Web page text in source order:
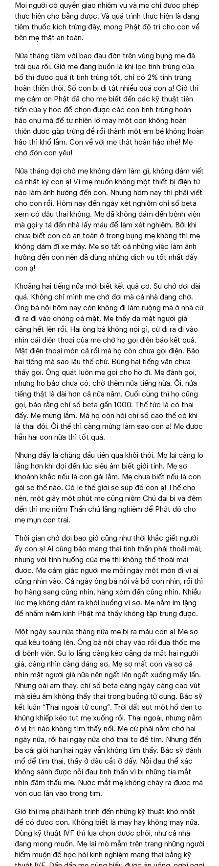
Mọi người có quyền giao nhiệm vụ và mẹ chỉ được phép
thực hiện cho bằng được. Và quá trình thực hiện là đang
tiêm thuốc kích trứng đây, mong Phật độ trì cho con về
bên mẹ thật an toàn.
Nửa tháng tiêm với bao đau đớn trên vùng bụng mẹ đã
trải qua rồi. Giờ mẹ đang buồn là khi lọc tinh trùng của
bố thì được quá ít tinh trùng tốt, chỉ có 2% tinh trùng
hoàn thiện thôi. Số con bị dị tật nhiều quá con ạ! Giờ thì
mẹ cảm ơn Phật đã cho mẹ biết đến các kỹ thuật tiên
tiến của y học để chọn được các con tinh trùng hoàn
hảo chứ mà để tự nhiên lỡ may một con không hoàn
thiện được gặp trứng để rồi thành một em bé không hoàn
hảo thì khổ lắm. Con về với mẹ thật hoàn hảo nhé! Mẹ
chờ đón con yêu!
Nửa tháng đợi chờ mẹ không dám làm gì, không dám viết
cả nhật ký con ạ! Vì mẹ muốn không một thiết bị điện tử
nào làm ảnh hưởng đến con. Nhưng hôm nay thì phải viết
cho con rồi. Hôm nay đến ngày xét nghiệm chỉ số beta
xem có đậu thai không. Mẹ đã không dám đến bệnh viện
mà gọi y tá đến nhà lấy máu để làm xét nghiệm. Bởi khi
chưa biết con có an toàn ở trong bụng mẹ không thì mẹ
không dám đi xe máy. Mẹ sợ tất cả những việc làm ảnh
hưởng đến con nên đã dùng những dịch vụ tốt nhất đấy
con ạ!
Khoảng hai tiếng nữa mới biết kết quả cơ. Sự chờ đợi dài
quá. Không chỉ mình mẹ chờ đợi mà cả nhà đang chờ.
Ông bà nội hôm nay còn không đi làm ruộng mà ở nhà cứ
đi ra đi vào chóng cả mặt. Mẹ thấy da mặt người già
căng hết lên rồi. Hai ông bà không nói gì, cứ đi ra đi vào
nhìn cái điện thoại của mẹ chờ họ gọi điện báo kết quả.
Mặt điện thoại mòn cả rồi mà họ còn chưa gọi điện. Bảo
hai tiếng mà sao lâu thế chứ. Đúng hai tiếng vẫn chưa
thấy gọi. Ông quát luôn mẹ gọi cho họ đi. Mẹ đành gọi,
nhưng họ bảo chưa có, chờ thêm nửa tiếng nữa. Ôi, nửa
tiếng thật là dài hơn cả nửa năm. Cuối cùng thì họ cũng
gọi, báo rằng chỉ số beta gần 1000. Thế tức là có thai
đấy. Mẹ mừng lắm. Mà họ còn nói chỉ số cao thế có khi
là thai đôi. Ôi thế thì càng mừng làm sao con ạ! Mẹ được
hẳn hai con nữa thì tốt quá.
Nhưng đấy là chặng đầu tiên qua khỏi thôi. Mẹ lại càng lo
lắng hơn khi đợi đến lúc siêu âm biết giới tính. Mẹ sợ
khoảnh khắc nếu là con gái lắm. Mẹ chưa biết nếu là con
gái sẽ thế nào. Có lẽ thế giới sẽ sụp đổ con ạ! Thế cho
nên, một giây một phút mẹ cũng niệm Chú đại bi và đêm
đến thì mẹ niệm Thần chú lăng nghiêm để Phật độ cho
mẹ mụn con trai.
Thời gian chờ đợi bao giờ cũng như thời khắc giết người
ấy con ạ! Ai cũng bảo mang thai tinh thần phải thoải mái,
nhưng với tình huống của mẹ thì không thể thoải mái
được. Mẹ cảm giác người mẹ mỗi ngày một mòn đi vì ai
cũng nhìn vào. Cả ngày ông bà nội và bố con nhìn, rồi thì
họ hàng sang cũng nhìn, hàng xóm đến cũng nhìn. Nhiều
lúc mẹ không dám ra khỏi buồng vì sợ. Mẹ nằm im lặng
để nhẩm niệm kinh Phật mà thấy không tập trung được.
Một ngày sau nửa tháng nữa mẹ bị ra máu con ạ! Mẹ sợ
quá kêu toáng lên. Ông bà nội chạy vào rồi đưa thốc mẹ
đi bệnh viện. Sự lo lắng càng kéo căng da mặt hai người
già, càng nhìn càng đáng sợ. Mẹ sợ mất con và sợ cả
nhìn mặt người già nữa nên ngất lên ngất xuống mấy lần.
Nhưng oái ăm thay, chỉ số beta càng ngày càng cao vút
mà siêu âm không thấy thai trong buồng tử cung. Bác sỹ
kết luận “Thai ngoài tử cung”. Trời đất sụt một hố đen to
khủng khiếp kéo tụt mẹ xuống rồi. Thai ngoài, nhưng nằm
ở vị trí nào không tìm thấy nổi. Mẹ cứ phải nằm chờ hai
ngày nữa, rồi hai ngày nữa chờ thai to để tìm. Nhưng đến
ba cái giới hạn hai ngày vẫn không tìm thấy. Bác sỹ đành
mổ để tìm thai, thấy ở đâu cắt ở đấy. Nỗi đau thể xác
không sánh được nỗi đau tinh thần vì bị những tia mắt
nhìn đâm thấu mẹ. Nước mắt mẹ không chảy ra được mà
vón cục lăn vào trong tim.
Giờ thì mẹ phải hành trình đến những kỹ thuật khó nhất
để có được con. Không biết là may hay không may nữa.
Dùng kỹ thuật IVF thì lựa chọn được phôi, như cả nhà
đang mong muốn. Mẹ lại mò mẫm trên trang những người
hiếm muộn để học hỏi kinh nghiệm mang thai bằng kỹ